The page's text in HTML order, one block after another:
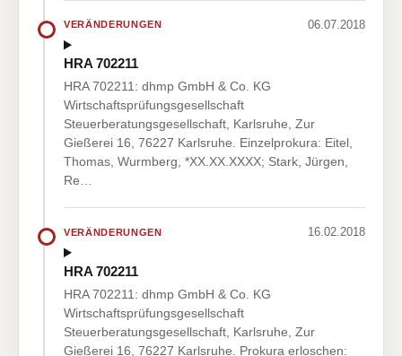
VERÄNDERUNGEN 06.07.2018
HRA 702211
HRA 702211: dhmp GmbH & Co. KG
Wirtschaftsprüfungsgesellschaft
Steuerberatungsgesellschaft, Karlsruhe, Zur
Gießerei 16, 76227 Karlsruhe. Einzelprokura: Eitel,
Thomas, Wurmberg, *XX.XX.XXXX; Stark, Jürgen,
Re…
VERÄNDERUNGEN 16.02.2018
HRA 702211
HRA 702211: dhmp GmbH & Co. KG
Wirtschaftsprüfungsgesellschaft
Steuerberatungsgesellschaft, Karlsruhe, Zur
Gießerei 16, 76227 Karlsruhe. Prokura erloschen: